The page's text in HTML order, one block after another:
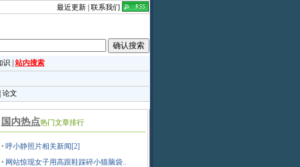
最近更新 联系我们
识
站内搜索
论文
国内热点热门文章排行
• 呼小静照片相关新闻[2]
• 网站惊现女子用高跟鞋踩碎小猫脑袋..